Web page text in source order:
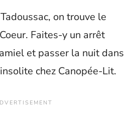
on trouve le
Faites-y un arrêt
et passer la nuit dans
chez Canopée-Lit.